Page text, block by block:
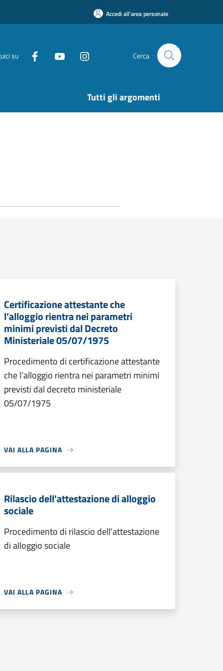
Accedi all'area personale
su Cerca
Tutti gli argomenti
Certificazione attestante che
l’alloggio rientra nei parametri
minimi previsti dal Decreto
Ministeriale 05/07/1975
Procedimento di certificazione attestante
che l’alloggio rientra nei parametri minimi
previsti dal decreto ministeriale
05/07/1975
VAI ALLA PAGINA
Rilascio dell'attestazione di alloggio
sociale
Procedimento di rilascio dell'attestazione
di alloggio sociale
VAI ALLA PAGINA